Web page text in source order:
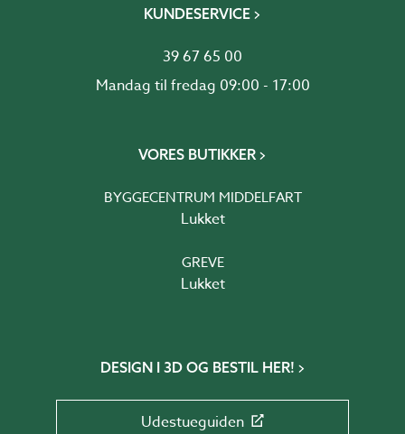
KUNDESERVICE
39 67 65 00
Mandag til fredag 09:00 - 17:00
VORES BUTIKKER
BYGGECENTRUM MIDDELFART
Lukket
GREVE
Lukket
DESIGN I 3D OG BESTIL HER!
Udestueguiden